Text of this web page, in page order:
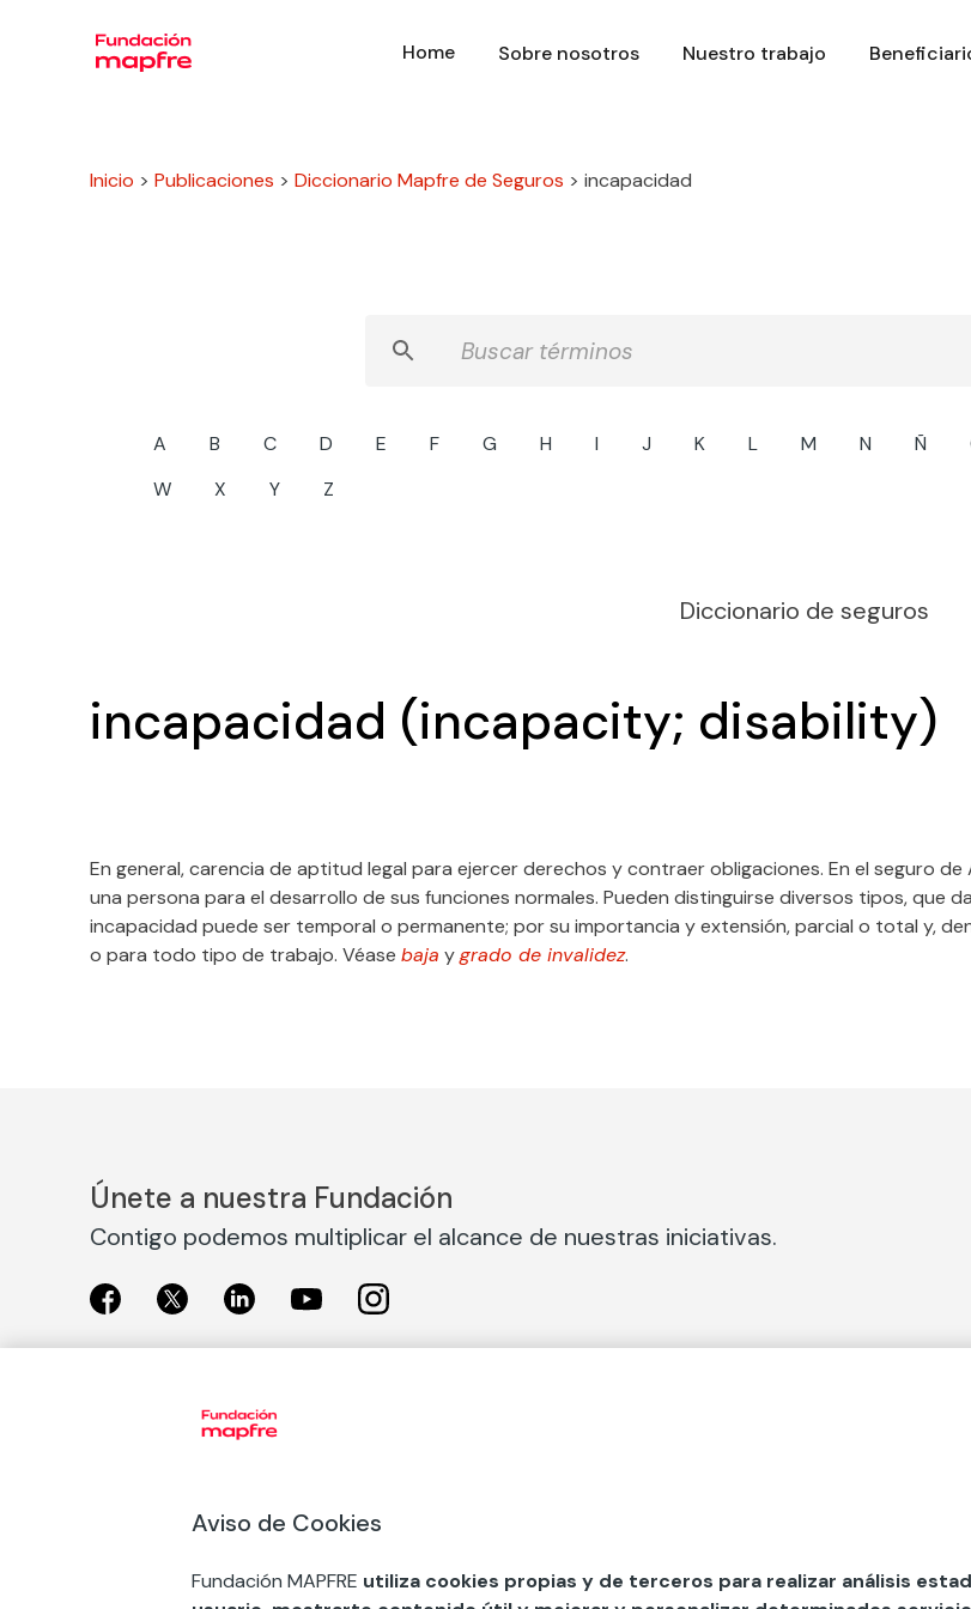
Home Sobre nosotros Nuestro trabajo
Inicio > Publicaciones > Diccionario Mapfre de Seguros > incapacidad
A B C D E F G H I J K L M N Ñ
W
X Y Z
Diccionario de seguros
incapacidad (incapacity; disability)
En general, carencia de aptitud legal para ejercer derechos y contraer obligaciones. En el seguro
una persona para el desarrollo de sus funciones normales. Pueden distinguirse diversos tipos, que
incapacidad puede ser temporal o permanente; por su importancia y extensión, parcial o total y,
o para todo tipo de trabajo. Véase baja ygrado de invalidez.
Únete a nuestra Fundación
Contigo podemos multiplicar el alcance de nuestras iniciativas.
Exposiciones en Barcelona
COMPRAR ENTRADA
Aviso de Cookies
Fundación MAPFRE utiliza cookies propias y de terceros para realizar análisis